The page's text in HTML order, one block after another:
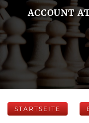
ACCOUNT
STARTSEITE